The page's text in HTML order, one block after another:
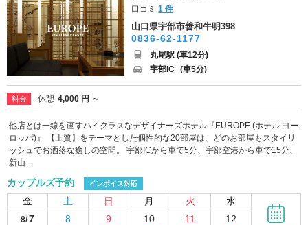
口コミ1 件
山口県宇部市善和牛明398
0836-62-1177
丸尾駅 (車12分)
宇部IC (車5分)
料金 休憩 4,000 円 ～
他店とは一線を画すハイクラスなデザイナーズホテル『EUROPE (ホテル ヨー
ロッパ)』 【上質】をテーマとした個性的な20部屋は、どのお部屋もスタイリ
ッシュでお洒落な癒しの空間。 宇部ICから車で5分、宇部空港から車で15分、
新山...
カップルズ予約 インボイス対応
金 土 日 月 火 水
8/7
8 9 10 11 12